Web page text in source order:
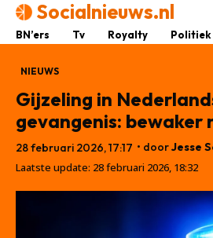
Socialnieuws.nl
BN’ers Tv Royalty Politiek
NIEUWS
Gijzeling in
gevangenis: bewaker
28 februari 2026, 17:17 • doorJesse
Laatste update: 28 februari 2026, 18:32